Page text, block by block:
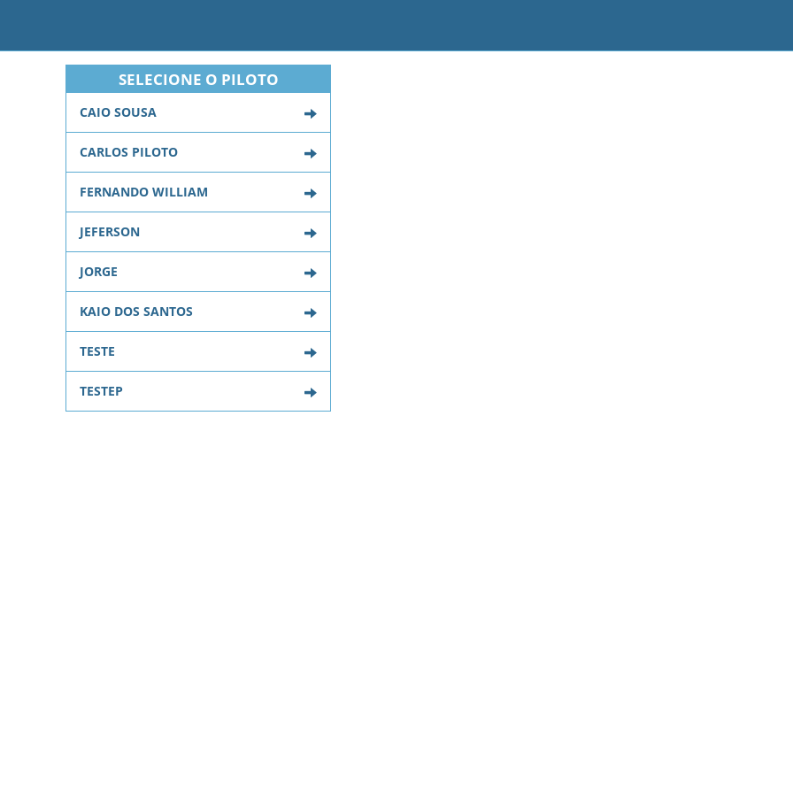
SELECIONE O PILOTO
CAIO SOUSA
CARLOS PILOTO
FERNANDO WILLIAM
JEFERSON
JORGE
KAIO DOS SANTOS
TESTE
TESTEP